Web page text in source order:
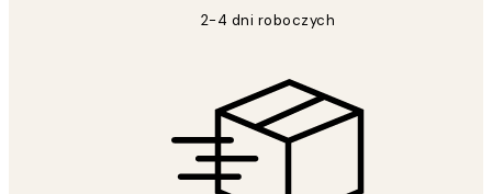
2-4 dni roboczych